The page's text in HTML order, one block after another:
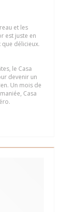
et les
est juste en
délicieux.
le Casa
devenir un
Un mois de
Casa